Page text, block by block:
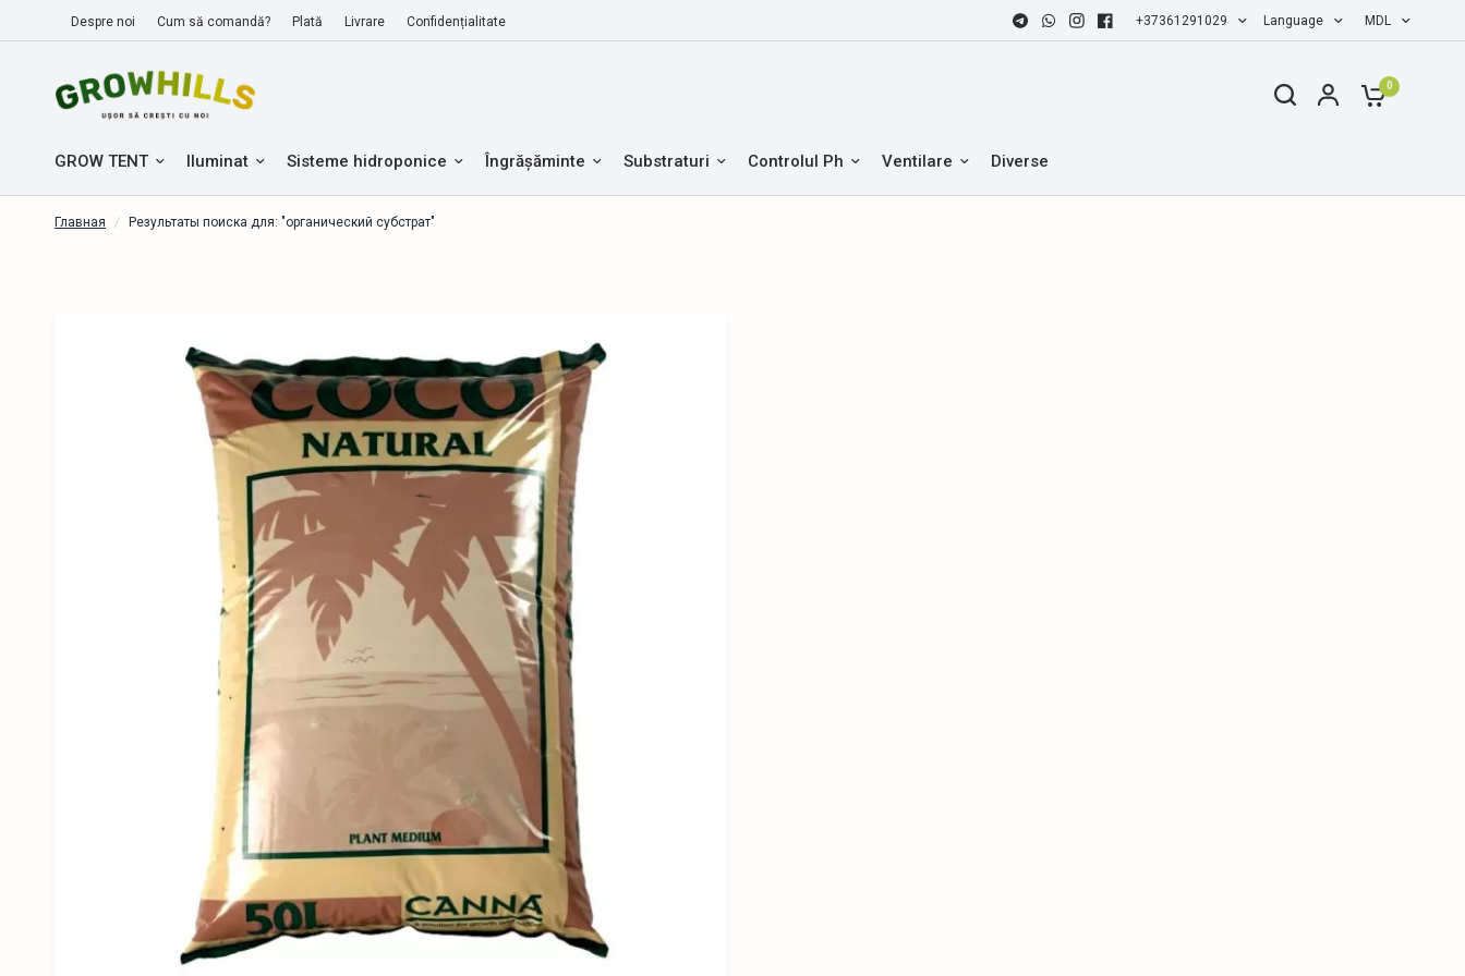
Despre noi Cum să comandă? Plată Livrare Confidențialitate +37361291029 Language MDL
0
GROW TENT Iluminat Sisteme hidroponice Îngrășăminte Substraturi Controlul Ph Ventilare Diverse
Главная / Результаты поиска для: "органический субстрат"